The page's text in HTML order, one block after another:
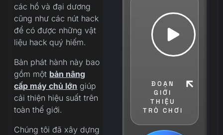
các hồ và đại dương
cũng như các nút hack
để có được những vật
liệu hack quý hiếm.
Bản phát hành này bao
gồm một bản nâng
cấp máy chủ lớn giúp
cải thiện hiệu suất trên
toàn thế giới.
Chúng tôi đã xây dựng
ĐOẠN
GIỚI
THIỆU
TRÒ CHƠI